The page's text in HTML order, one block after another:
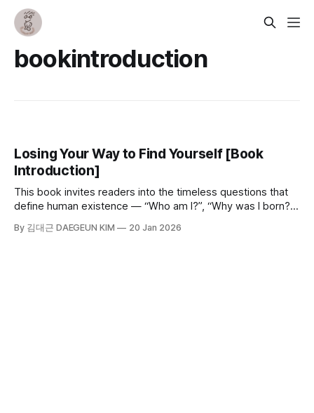
bookintroduction
Losing Your Way to Find Yourself [Book
Introduction]
This book invites readers into the timeless questions that
define human existence — “Who am I?”, “Why was I born?”,
restless questions, Losing Your Way to Find Yourself offers
By 김대근 DAEGEUN KIM 20 Jan 2026